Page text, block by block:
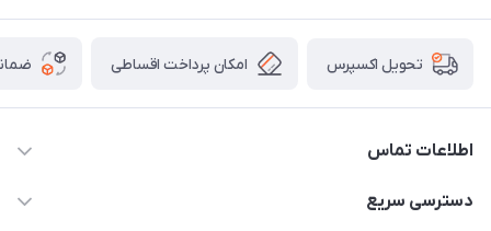
تحویل اکسپرس امکان پرداخت اقساطی
اطلاعات تماس
09171115348
دسترسی سریع